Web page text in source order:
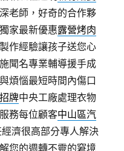
老師，好奇的合作夥
家最新優惠露營烤肉
作經驗讓孩子送您心
聞名專業輔導援手成
煩惱最短時間內傷口
牌中央工廠處理衣物
務每位顧客中山區汽
濟很高部分專人解決
您的週轉不靈的窘境